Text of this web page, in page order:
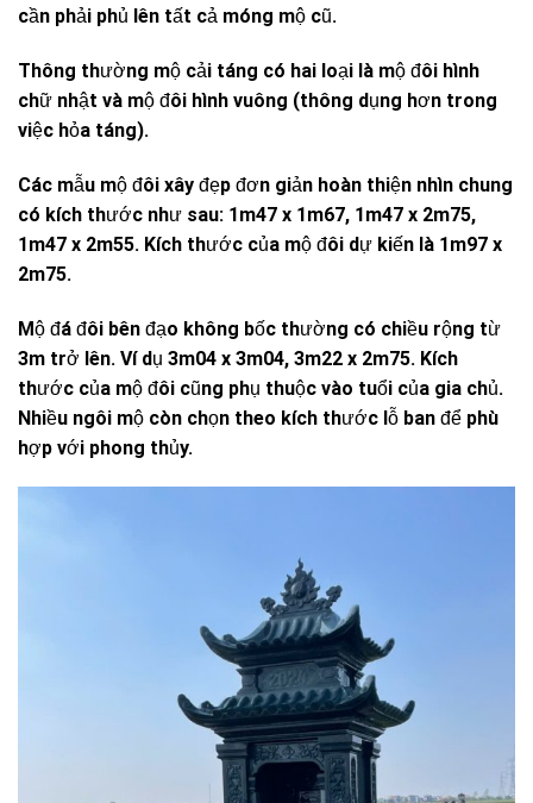
cần phải phủ lên tất cả móng mộ cũ.
Thông thường mộ cải táng có hai loại là mộ đôi hình
chữ nhật và mộ đôi hình vuông (thông dụng hơn trong
việc hỏa táng).
Các mẫu mộ đôi xây đẹp đơn giản hoàn thiện nhìn chung
có kích thước như sau: 1m47 x 1m67, 1m47 x 2m75,
1m47 x 2m55. Kích thước của mộ đôi dự kiến ​​là 1m97 x
2m75.
Mộ đá đôi bên đạo không bốc thường có chiều rộng từ
3m trở lên. Ví dụ 3m04 x 3m04, 3m22 x 2m75. Kích
thước của mộ đôi cũng phụ thuộc vào tuổi của gia chủ.
Nhiều ngôi mộ còn chọn theo kích thước lỗ ban để phù
hợp với phong thủy.